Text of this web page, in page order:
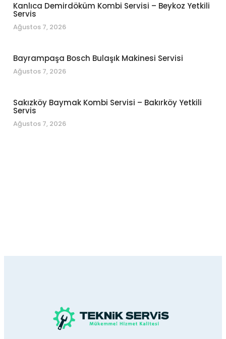
Kanlıca Demirdöküm Kombi Servisi – Beykoz Yetkili
Servis
Ağustos 7, 2026
Bayrampaşa Bosch Bulaşık Makinesi Servisi
Ağustos 7, 2026
Sakızköy Baymak Kombi Servisi – Bakırköy Yetkili
Servis
Ağustos 7, 2026